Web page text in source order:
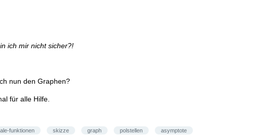
ich mir nicht sicher?!
nun den Graphen?
für alle Hilfe.
funktionen skizze graph polstellen asymptote